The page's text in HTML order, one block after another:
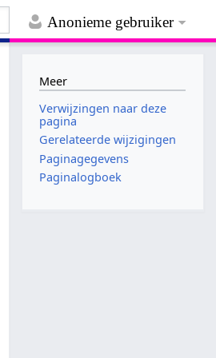
Anonieme gebruiker
Meer
Verwijzingen naar deze
pagina
Gerelateerde wijzigingen
Paginagegevens
Paginalogboek